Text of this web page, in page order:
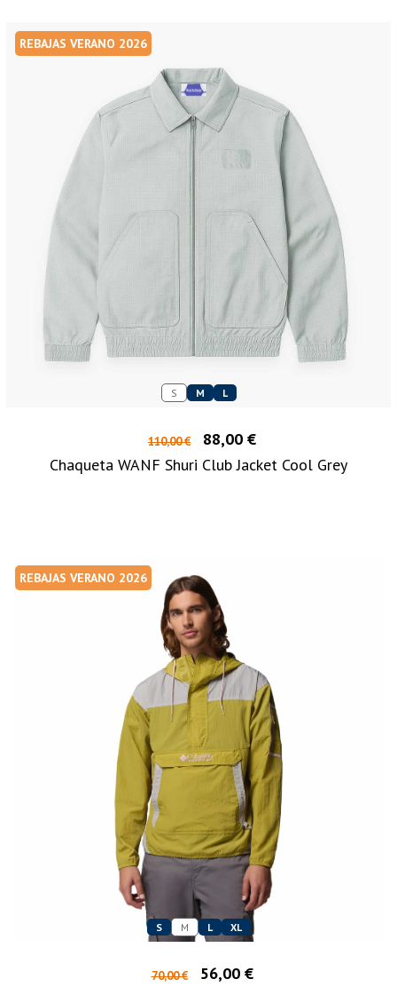
REBAJAS VERANO 2026
S M L
110,00 €
88,00 €
Chaqueta WANF Shuri Club Jacket Cool Grey
REBAJAS VERANO 2026
S M L XL
70,00 €
56,00 €